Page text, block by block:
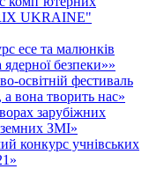
UKRAINE"
есе та малюнків
безпеки»»
освітній фестиваль
вона творить нас»
зарубіжних
ЗМІ»
конкурс учнівських